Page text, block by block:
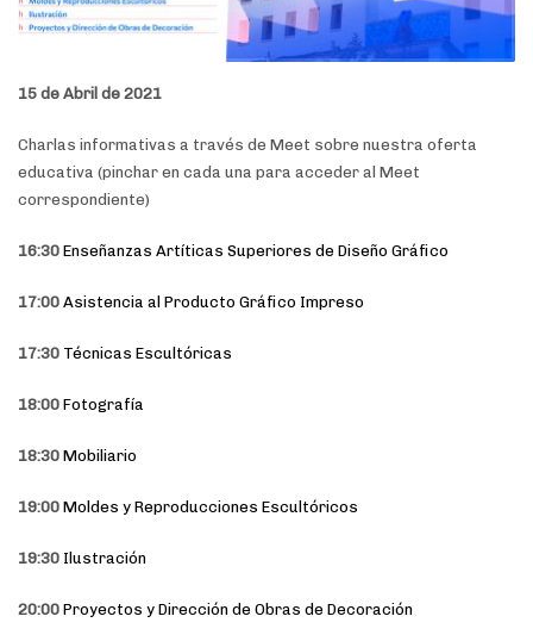
15 de Abril de 2021
Charlas informativas a través de Meet sobre nuestra oferta
educativa (pinchar en cada una para acceder al Meet
correspondiente)
16:30 Enseñanzas Artíticas Superiores de Diseño Gráfico
17:00 Asistencia al Producto Gráfico Impreso
17:30 Técnicas Escultóricas
18:00 Fotografía
18:30 Mobiliario
19:00 Moldes y Reproducciones Escultóricos
19:30 Ilustración
20:00 Proyectos y Dirección de Obras de Decoración